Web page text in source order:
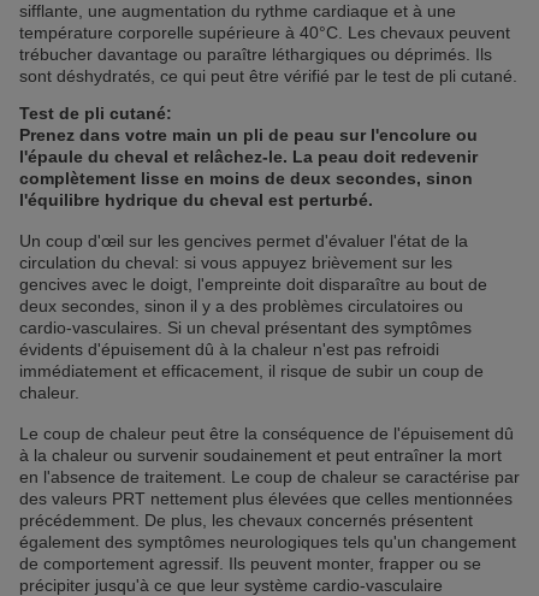
sifflante, une augmentation du rythme cardiaque et à une
température corporelle supérieure à 40°C. Les chevaux peuvent
trébucher davantage ou paraître léthargiques ou déprimés. Ils
sont déshydratés, ce qui peut être vérifié par le test de pli cutané.
Test de pli cutané:
Prenez dans votre main un pli de peau sur l'encolure ou
l'épaule du cheval et relâchez-le. La peau doit redevenir
complètement lisse en moins de deux secondes, sinon
l'équilibre hydrique du cheval est perturbé.
Un coup d'œil sur les gencives permet d'évaluer l'état de la
circulation du cheval: si vous appuyez brièvement sur les
gencives avec le doigt, l'empreinte doit disparaître au bout de
deux secondes, sinon il y a des problèmes circulatoires ou
cardio-vasculaires. Si un cheval présentant des symptômes
évidents d'épuisement dû à la chaleur n'est pas refroidi
immédiatement et efficacement, il risque de subir un coup de
chaleur.
Le coup de chaleur peut être la conséquence de l'épuisement dû
à la chaleur ou survenir soudainement et peut entraîner la mort
en l'absence de traitement. Le coup de chaleur se caractérise par
des valeurs PRT nettement plus élevées que celles mentionnées
précédemment. De plus, les chevaux concernés présentent
également des symptômes neurologiques tels qu'un changement
de comportement agressif. Ils peuvent monter, frapper ou se
précipiter jusqu'à ce que leur système cardio-vasculaire